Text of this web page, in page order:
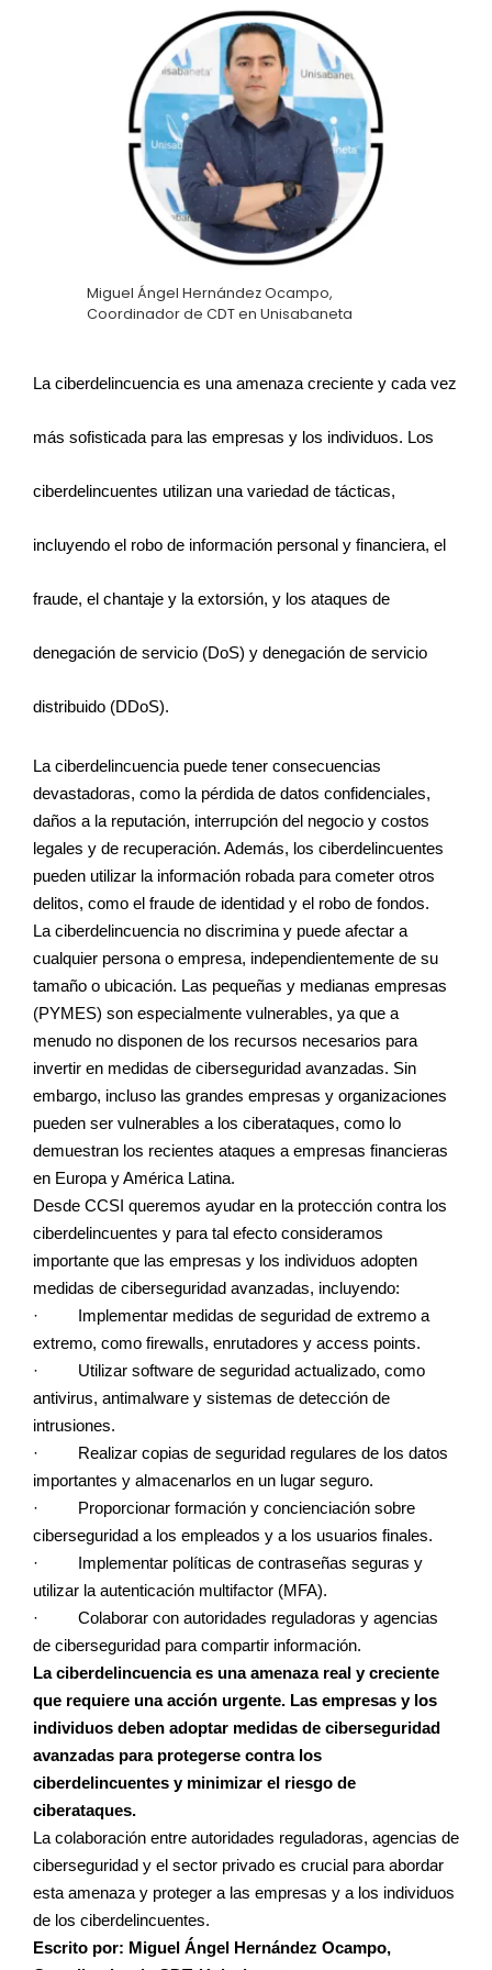
Miguel Ángel Hernández Ocampo,
Coordinador de CDT en Unisabaneta
La ciberdelincuencia es una amenaza creciente y cada vez
más sofisticada para las empresas y los individuos. Los
ciberdelincuentes utilizan una variedad de tácticas,
incluyendo el robo de información personal y financiera, el
fraude, el chantaje y la extorsión, y los ataques de
denegación de servicio (DoS) y denegación de servicio
distribuido (DDoS).
La ciberdelincuencia puede tener consecuencias
devastadoras, como la pérdida de datos confidenciales,
daños a la reputación, interrupción del negocio y costos
legales y de recuperación. Además, los ciberdelincuentes
pueden utilizar la información robada para cometer otros
delitos, como el fraude de identidad y el robo de fondos.
La ciberdelincuencia no discrimina y puede afectar a
cualquier persona o empresa, independientemente de su
tamaño o ubicación. Las pequeñas y medianas empresas
(PYMES) son especialmente vulnerables, ya que a
menudo no disponen de los recursos necesarios para
invertir en medidas de ciberseguridad avanzadas. Sin
embargo, incluso las grandes empresas y organizaciones
pueden ser vulnerables a los ciberataques, como lo
demuestran los recientes ataques a empresas financieras
en Europa y América Latina.
Desde CCSI queremos ayudar en la protección contra los
ciberdelincuentes y para tal efecto consideramos
importante que las empresas y los individuos adopten
medidas de ciberseguridad avanzadas, incluyendo:
· Implementar medidas de seguridad de extremo a
extremo, como firewalls, enrutadores y access points.
· Utilizar software de seguridad actualizado, como
antivirus, antimalware y sistemas de detección de
intrusiones.
· Realizar copias de seguridad regulares de los datos
importantes y almacenarlos en un lugar seguro.
· Proporcionar formación y concienciación sobre
ciberseguridad a los empleados y a los usuarios finales.
· Implementar políticas de contraseñas seguras y
utilizar la autenticación multifactor (MFA).
· Colaborar con autoridades reguladoras y agencias
de ciberseguridad para compartir información.
La ciberdelincuencia es una amenaza real y creciente
que requiere una acción urgente. Las empresas y los
individuos deben adoptar medidas de ciberseguridad
avanzadas para protegerse contra los
ciberdelincuentes y minimizar el riesgo de
ciberataques.
La colaboración entre autoridades reguladoras, agencias de
ciberseguridad y el sector privado es crucial para abordar
esta amenaza y proteger a las empresas y a los individuos
de los ciberdelincuentes.
Escrito por: Miguel Ángel Hernández Ocampo,